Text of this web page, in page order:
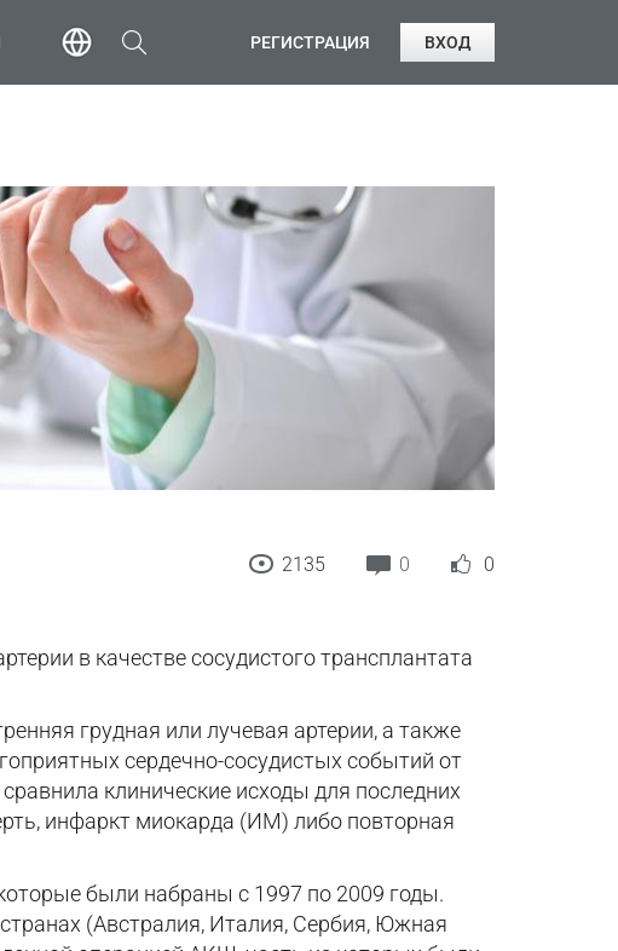
РЕГИСТРАЦИЯ ВХОД
2135 0 0
в качестве сосудистого трансплантата
грудная или лучевая артерии, а также
сердечно-сосудистых событий от
клинические исходы для последних
инфаркт миокарда (ИМ) либо повторная
были набраны с 1997 по 2009 годы.
(Австралия, Италия, Сербия, Южная